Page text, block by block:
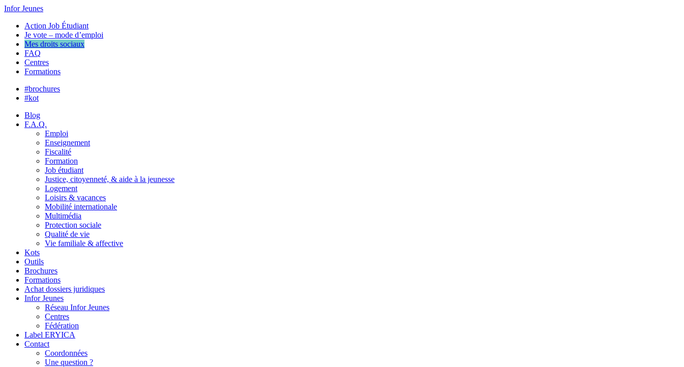
Infor Jeunes
Action Job Étudiant
Je vote – mode d’emploi
Mes droits sociaux
FAQ
Centres
Formations
#brochures
#kot
Blog
F.A.Q.
Emploi
Enseignement
Fiscalité
Formation
Job étudiant
Justice, citoyenneté, & aide à la jeunesse
Logement
Loisirs & vacances
Mobilité internationale
Multimédia
Protection sociale
Qualité de vie
Vie familiale & affective
Kots
Outils
Brochures
Formations
Achat dossiers juridiques
Infor Jeunes
Réseau Infor Jeunes
Centres
Fédération
Label ERYICA
Contact
Coordonnées
Une question ?